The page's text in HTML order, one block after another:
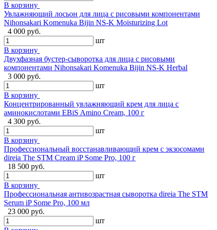
В корзину
Увлажняющий лосьон для лица с рисовыми компонентами
Nihonsakari Komenuka Bijin NS-K Moisturizing Lot
4 000 руб.
шт
В корзину
Двухфазная бустер-сыворотка для лица с рисовыми
компонентами Nihonsakari Komenuka Bijin NS-K Herbal
3 000 руб.
шт
В корзину
Концентрированный увлажняющий крем для лица с
аминокислотами EBiS Amino Cream, 100 г
4 300 руб.
шт
В корзину
Профессиональный восстанавливающий крем с экзосомами
direia The STM Cream iP Some Pro, 100 г
18 500 руб.
шт
В корзину
Профессиональная антивозрастная сыворотка direia The STM
Serum iP Some Pro, 100 мл
23 000 руб.
шт